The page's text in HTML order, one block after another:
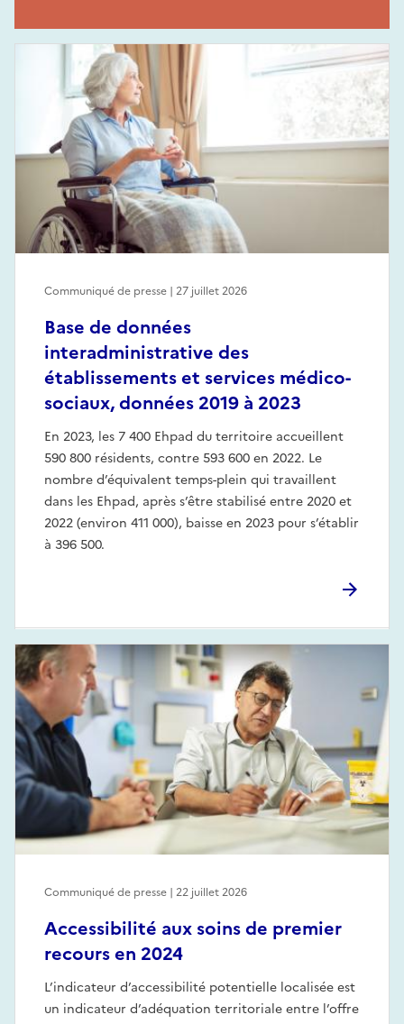
Base de données
interadministrative des
établissements et services médico-
sociaux, données 2019 à 2023
En 2023, les 7 400 Ehpad du territoire accueillent
590 800 résidents, contre 593 600 en 2022. Le
nombre d’équivalent temps-plein qui travaillent
dans les Ehpad, après s’être stabilisé entre 2020 et
2022 (environ 411 000), baisse en 2023 pour s’établir
à 396 500.
Communiqué de presse | 27 juillet 2026
Accessibilité aux soins de premier
recours en 2024
L’indicateur d’accessibilité potentielle localisée est
un indicateur d’adéquation territoriale entre l’offre
Communiqué de presse | 22 juillet 2026